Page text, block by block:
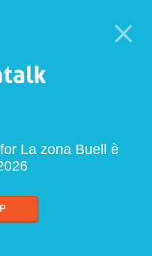
La zona Buell è